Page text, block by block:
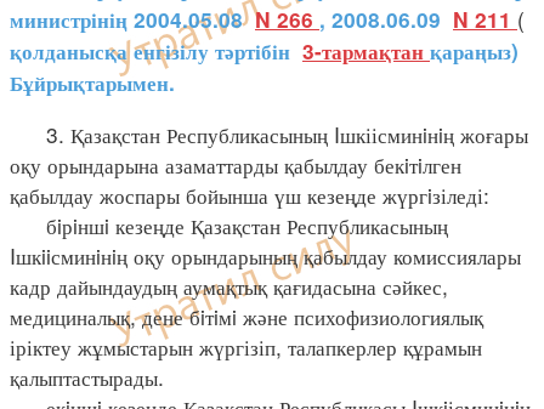
министрінің 2004.05.08N 266 , 2008.06.09 N 211 (
қолданысқа енгізілу тәртібін 3-тармақтан қараңыз)
Бұйрықтарымен.
3. Қазақстан Республикасының Iшкіісминiнiң жоғары
оқу орындарына азаматтарды қабылдау бекiтiлген
қабылдау жоспары бойынша үш кезеңде жүргiзіледі:
бiрiншi кезеңде Қазақстан Республикасының
Iшкiiсминiнiң оқу орындарының қабылдау комиссиялары
кадр дайындаудың аумақтық қағидасына сәйкес,
медициналық, дене бiтiмi және психофизиологиялық
іріктеу жұмыстарын жүргізіп, талапкерлер құрамын
қалыптастырады.